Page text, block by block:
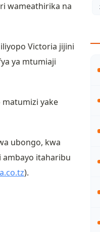
wameathirika na
Victoria jijini
ya mtumiaji
yake
ubongo, kwa
itaharibu
).